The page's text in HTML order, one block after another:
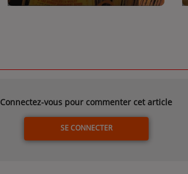
Connectez-vous pour commenter cet article
SE CONNECTER